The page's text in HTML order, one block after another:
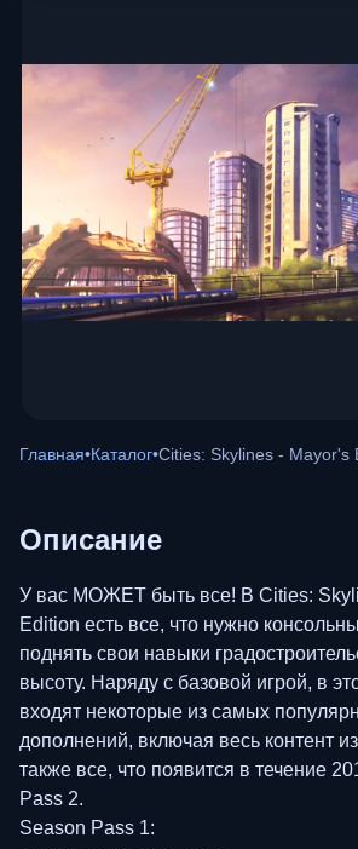
Главная•Каталог•Cities: Skylines - Mayor's
Описание
У вас МОЖЕТ быть все! В Cities:
Edition есть все, что нужно
поднять свои навыки
высоту. Наряду с базовой игрой, в
входят некоторые из самых
дополнений, включая весь контент
также все, что появится в течение
Pass 2.
Season Pass 1: